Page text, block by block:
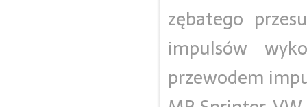
zębatego
impulsów
przewodem